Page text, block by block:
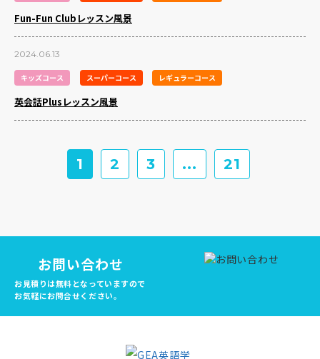
Fun-Fun Clubレッスン風景
2024.06.13
キッズコース スーパーコース レギュラーコース
英会話Plusレッスン風景
1 2 3 ... 21
お問い合わせ
お見積りは無料となっていますので
お気軽にお問合せください。